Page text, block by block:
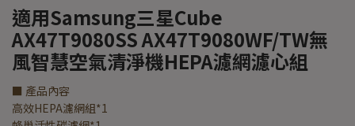
適用Samsung三星Cube
AX47T9080SS AX47T9080WF/TW無
風智慧空氣清淨機HEPA濾網濾心組
■ 產品內容
高效HEPA濾網組*1